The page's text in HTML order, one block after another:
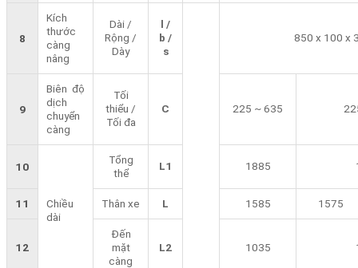
8
Kích
thước
càng
nâng
Dài /
Rộng /
Dày
l /
b /
s
850 x 100 x
9
Biên độ
dịch
chuyển
càng
Tối
thiểu /
Tối đa
C 225 ~ 635
10
Chiều
dài
Tổng
thể
L1 1885
11 Thân xe L 1585 1575
12
Đến
mặt
càng
L2 1035